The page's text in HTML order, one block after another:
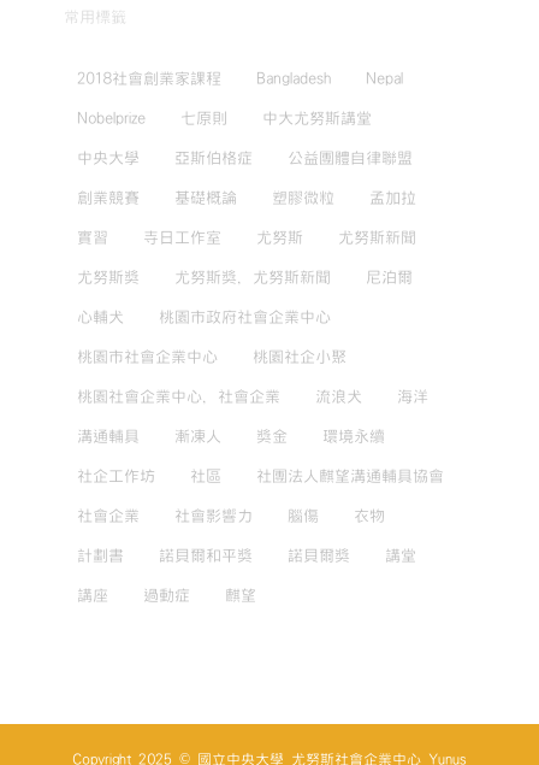
常用標籤
2018社會創業家課程 Bangladesh Nepal
Nobelprize 七原則 中大尤努斯講堂
中央大學 亞斯伯格症 公益團體自律聯盟
創業競賽 基礎概論 塑膠微粒 孟加拉
實習 寺日工作室 尤努斯 尤努斯新聞
尤努斯獎 尤努斯獎，尤努斯新聞 尼泊爾
心輔犬 桃園市政府社會企業中心
桃園市社會企業中心 桃園社企小聚
桃園社會企業中心，社會企業 流浪犬 海洋
溝通輔具 漸凍人 獎金 環境永續
社企工作坊 社區 社團法人麒望溝通輔具協會
社會企業 社會影響力 腦傷 衣物
計劃書 諾貝爾和平獎 諾貝爾獎 講堂
講座 過動症 麒望
Copyright 2025 © 國立中央大學 尤努斯社會企業中心 Yunus